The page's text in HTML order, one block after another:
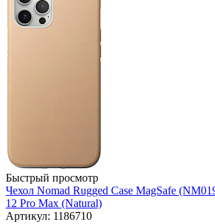
Быстрый просмотр
Чехол Nomad Rugged Case MagSafe
12 Pro Max (Natural)
Артикул: 1186710